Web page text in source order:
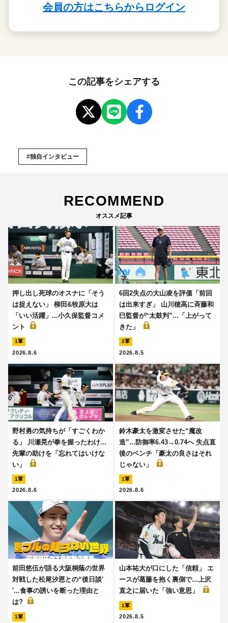
この記事をシェアする
#独自インタビュー
RECOMMEND
オススメ記事
押し出し死球のオスナに「そう
は捉えない」 柳田&牧原大は
「いい活躍」...小久保監督コメ
ント
1軍
2026.8.6
6回2失点の大山凌を評価「前回
は出来すぎ」 山川穂高に斉藤和
巳監督が“太鼓判”...「上がって
きた」
2軍
2026.8.5
野村勇の気持ちが「すごくわか
る」 川瀬晃が拳を握ったわけ...
先輩の助けを「忘れてはいけな
い」
1軍
2026.8.6
鈴木豪太を激変させた“魔改
造”...防御率6.43→0.74へ 失点直
後のベンチ「豪太の良さはそれ
じゃない」
1軍
2026.8.6
前田悠伍が語る大阪桐蔭の世界
対戦した松尾汐恩との“後日談′
′...食事の誘いを断った理由と
は?
1軍
山本祐大が口にした「信頼」 エ
ースが葛藤を抱く裏側で...上沢
直之に届いた「強い意思」
1軍
2026.8.5